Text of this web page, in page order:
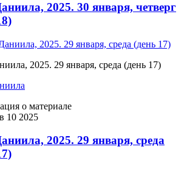
2025. 30 января, четверг
2025. 29 января, среда (день 17)
о материале
10 2025
2025. 29 января, среда